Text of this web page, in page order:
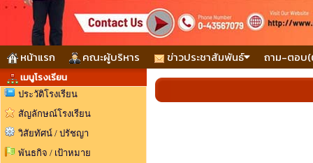
หน้าแรก คณะผู้บริหาร ข่าวประชาสัมพันธ์ ถาม-ตอบ
เมนูโรงเรียน
ประวัติโรงเรียน
สัญลักษณ์โรงเรียน
วิสัยทัศน์ / ปรัชญา
พันธกิจ / เป้าหมาย